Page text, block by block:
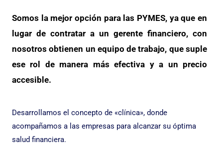
Somos la mejor opción para las PYMES, ya que en
lugar de contratar a un gerente financiero, con
nosotros obtienen un equipo de trabajo, que suple
ese rol de manera más efectiva y a un precio
accesible.
Desarrollamos el concepto de «clínica», donde
acompañamos a las empresas para alcanzar su óptima
salud financiera.